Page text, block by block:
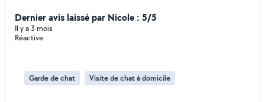
personnes ainsi que du BAFA
Dernier avis laissé par Nicole : 5/5
Il y a 3 mois
Réactive
Garde de chat Visite de chat à domicile